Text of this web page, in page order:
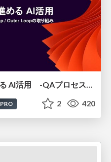
QAと開発の両側から進める AI活用 -QAプロセスAI支援ツールキットと Inner Loop / Outer Loopの取り組み-
PRO 2 420